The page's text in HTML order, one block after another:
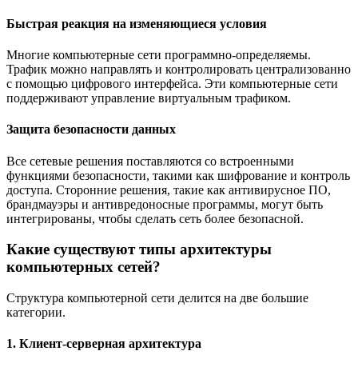
Быстрая реакция на изменяющиеся условия
Многие компьютерные сети программно-определяемы.
Трафик можно направлять и контролировать централизованно
с помощью цифрового интерфейса. Эти компьютерные сети
поддерживают управление виртуальным трафиком.
Защита безопасности данных
Все сетевые решения поставляются со встроенными
функциями безопасности, такими как шифрование и контроль
доступа. Сторонние решения, такие как антивирусное ПО,
брандмауэры и антивредоносные программы, могут быть
интегрированы, чтобы сделать сеть более безопасной.
Какие существуют типы архитектуры
компьютерных сетей?
Структура компьютерной сети делится на две большие
категории.
1. Клиент-серверная архитектура